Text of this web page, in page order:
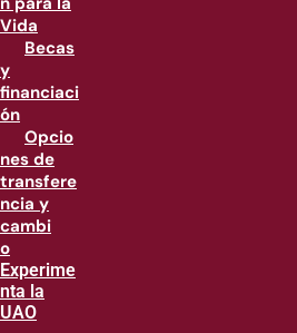
Vida
Becas
y
financiaci
ón
Opcio
nes de
transfere
ncia y
cambi
o
Experime
nta la
UAO